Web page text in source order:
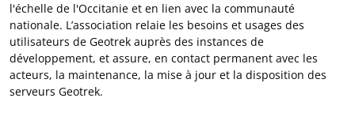
l'échelle de l'Occitanie et en lien avec la communauté
nationale. L’association relaie les besoins et usages des
utilisateurs de Geotrek auprès des instances de
développement, et assure, en contact permanent avec les
acteurs, la maintenance, la mise à jour et la disposition des
serveurs Geotrek.